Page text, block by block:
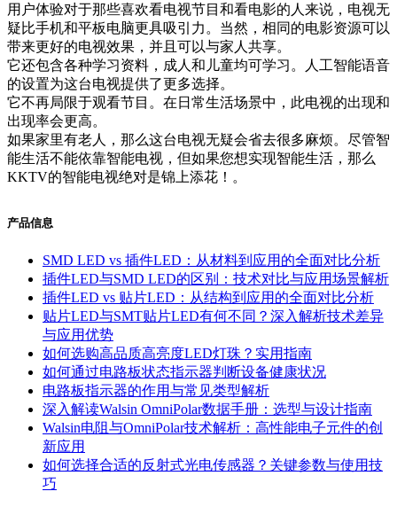
用户体验对于那些喜欢看电视节目和看电影的人来说，电视无
疑比手机和平板电脑更具吸引力。当然，相同的电影资源可以
带来更好的电视效果，并且可以与家人共享。
它还包含各种学习资料，成人和儿童均可学习。人工智能语音
的设置为这台电视提供了更多选择。
它不再局限于观看节目。在日常生活场景中，此电视的出现和
出现率会更高。
如果家里有老人，那么这台电视无疑会省去很多麻烦。尽管智
能生活不能依靠智能电视，但如果您想实现智能生活，那么
KKTV的智能电视绝对是锦上添花！。
产品信息
SMD LED vs 插件LED：从材料到应用的全面对比分析
插件LED与SMD LED的区别：技术对比与应用场景解析
插件LED vs 贴片LED：从结构到应用的全面对比分析
贴片LED与SMT贴片LED有何不同？深入解析技术差异
与应用优势
如何选购高品质高亮度LED灯珠？实用指南
如何通过电路板状态指示器判断设备健康状况
电路板指示器的作用与常见类型解析
深入解读Walsin OmniPolar数据手册：选型与设计指南
Walsin电阻与OmniPolar技术解析：高性能电子元件的创
新应用
如何选择合适的反射式光电传感器？关键参数与使用技
巧